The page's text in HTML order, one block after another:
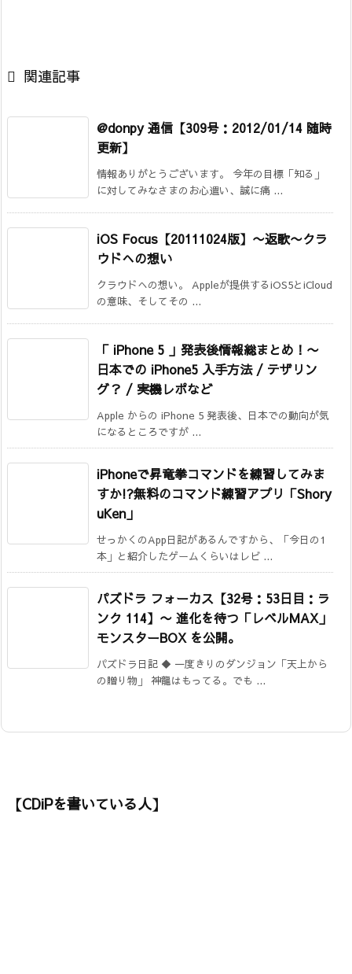
 関連記事
@donpy 通信【309号：2012/01/14 随時
更新】
情報ありがとうございます。 今年の目標「知る」
に対してみなさまのお心遣い、誠に痛 ...
iOS Focus【20111024版】 〜返歌〜クラ
ウドへの想い
クラウドへの想い。 Appleが提供するiOS5とiCloud
の意味、そしてその ...
「 iPhone 5 」発表後情報総まとめ！ 〜
日本での iPhone5 入手方法 / テザリン
グ？ / 実機レポなど
Apple からの iPhone 5 発表後、日本での動向が気
になるところですが ...
iPhoneで昇竜拳コマンドを練習してみま
すか!?無料のコマンド練習アプリ「Shory
uKen」
せっかくのApp日記があるんですから、「今日の1
本」と紹介したゲームくらいはレビ ...
パズドラ フォーカス【32号：53日目：ラ
ンク 114】 〜 進化を待つ「レベルMAX」
モンスターBOX を公開。
パズドラ日記 ◆ 一度きりのダンジョン「天上から
の贈り物」 神龍はもってる。でも ...
【CDiPを書いている人】